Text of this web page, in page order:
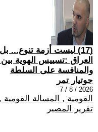
(17) ليست أزمة تنوع...
العراق :تسييس الهوية بين
والمنافسة على السلطة
جوتيار تمر
2026 / 8 / 7
القومية , المسالة
تقرير المصير